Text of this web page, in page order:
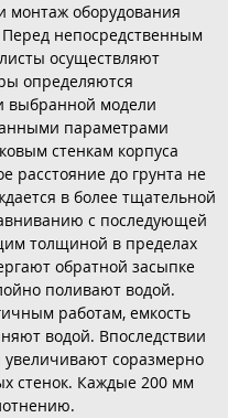
монтаж оборудования
непосредственным
осуществляют
определяются
выбранной модели
параметрами
стенкам корпуса
расстояние до грунта не
в более тщательной
с последующей
толщиной в пределах
обратной засыпке
поливают водой.
работам, емкость
водой. Впоследствии
увеличивают соразмерно
стенок. Каждые 200 мм